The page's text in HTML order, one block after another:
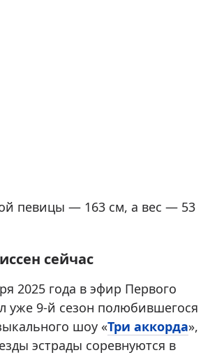
певицы — 163 см, а вес — 53
сейчас
2025 года в эфир Первого
уже 9-й сезон полюбившегося
шоу «Три аккорда»,
эстрады соревнуются в